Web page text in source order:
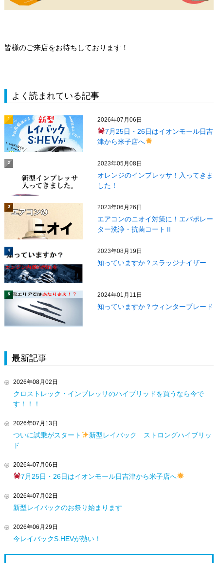
皆様のご来店をお待ちしております！
よく読まれている記事
1 2026年07月06日
7月25日・26日はイオンモール日吉
津から米子店へ
2 2023年05月08日
オレンジのインプレッサ！入ってきま
した！
3 2023年06月26日
エアコンのニオイ対策に！エバポレー
ター洗浄・抗菌コートⅡ
4 2023年08月19日
知っていますか？スラッジナイザー
5 2024年01月11日
知っていますか？ウィンターブレード
最新記事
2026年08月02日
クロストレック・インプレッサのハイブリッドを買うなら今で
す！！！
2026年07月13日
ついに試乗がスタート
新型レイバック ストロングハイブリッ
ド
2026年07月06日
7月25日・26日はイオンモール日吉津から米子店へ
2026年07月02日
新型レイバックのお祭り始まります
2026年06月29日
今レイバックS:HEVが熱い！